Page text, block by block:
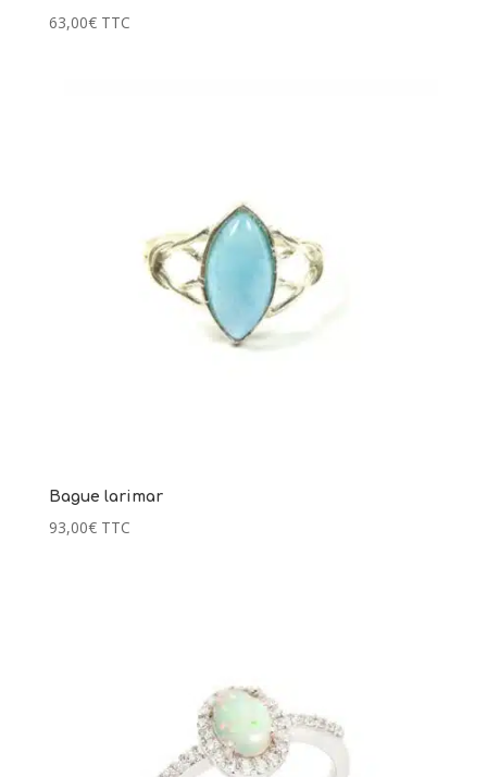
63,00€ TTC
Bague larimar
93,00€ TTC